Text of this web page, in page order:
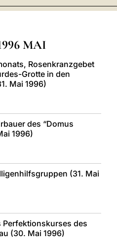
MAI
Rosenkranzgebet
Grotte in den
Mai 1996)
des “Domus
1996)
(31. Mai
Perfektionskurses des
(30. Mai 1996)